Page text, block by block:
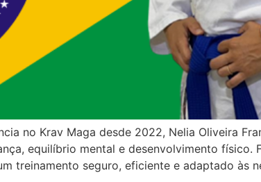
no Krav Maga desde 2022, Nelia Oliveira
equilíbrio mental e desenvolvimento físico.
treinamento seguro, eficiente e adaptado às